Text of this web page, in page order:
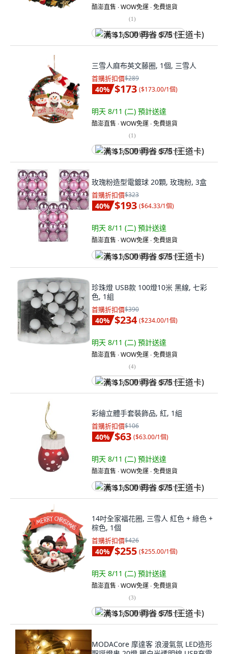
酷澎直售 ∙ WOW免運 ∙ 免費退貨
(1)
满 $1,500 再省 $75 (王道卡)
三雪人麻布英文藤圈, 1個, 三雪人
首購折扣價$289
40% $173 ($173.00/1個)
明天 8/11 (二) 預計送達
酷澎直售 ∙ WOW免運 ∙ 免費退貨
(1)
满 $1,500 再省 $75 (王道卡)
玫瑰粉造型電鍍球 20顆, 玫瑰粉, 3盒
首購折扣價$323
40% $193 ($64.33/1個)
明天 8/11 (二) 預計送達
酷澎直售 ∙ WOW免運 ∙ 免費退貨
满 $1,500 再省 $75 (王道卡)
珍珠燈 USB款 100燈10米 黑線, 七彩
色, 1組
首購折扣價$390
40% $234 ($234.00/1個)
明天 8/11 (二) 預計送達
酷澎直售 ∙ WOW免運 ∙ 免費退貨
(4)
满 $1,500 再省 $75 (王道卡)
彩繪立體手套裝飾品, 紅, 1組
首購折扣價$106
40% $63 ($63.00/1個)
明天 8/11 (二) 預計送達
酷澎直售 ∙ WOW免運 ∙ 免費退貨
满 $1,500 再省 $75 (王道卡)
14吋全家福花圈, 三雪人 紅色 + 綠色 +
棕色, 1個
首購折扣價$426
40% $255 ($255.00/1個)
明天 8/11 (二) 預計送達
酷澎直售 ∙ WOW免運 ∙ 免費退貨
(3)
满 $1,500 再省 $75 (王道卡)
MODACore 摩達客 浪漫氣氛 LED造形